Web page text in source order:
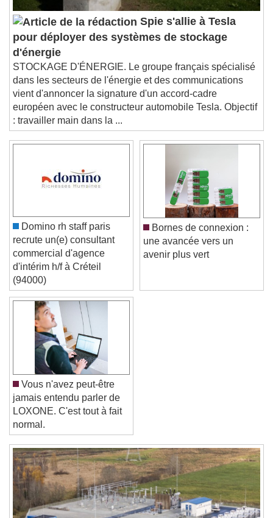
Audio Track
Picture-in-Picture
Fullscreen
This is a modal window.
Beginning of dialog window. Escape will cancel
and close the window.
Text
Color Opacity
Text Background
Color
Caption Area Background
Font Size
Text Edge Style
Font Family
Reset
Done
Close Modal Dialog
End of dialog window.
Spie s'allie à Tesla
pour déployer des systèmes de stockage
d'énergie
STOCKAGE D'ÉNERGIE. Le groupe français spécialisé
dans les secteurs de l'énergie et des communications
vient d'annoncer la signature d'un accord-cadre
européen avec le constructeur automobile Tesla. Objectif
: travailler main dans la ...
Domino rh staff paris
recrute un(e) consultant
commercial d'agence
d'intérim h/f à Créteil
(94000)
Bornes de connexion :
une avancée vers un
Vous n'avez peut-être
jamais entendu parler de
LOXONE. C'est tout à fait
normal.